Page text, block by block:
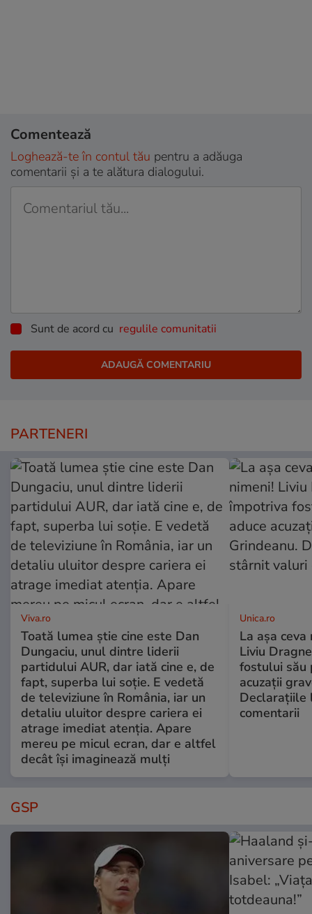
Comentează
Loghează-te în contul tău pentru a adăuga
comentarii și a te alătura dialogului.
Sunt de acord cu regulile comunitatii
PARTENERI
Viva.ro
Toată lumea știe cine este Dan
Dungaciu, unul dintre liderii
partidului AUR, dar iată cine e, de
fapt, superba lui soție. E vedetă
de televiziune în România, iar un
detaliu uluitor despre cariera ei
atrage imediat atenția. Apare
mereu pe micul ecran, dar e altfel
decât își imaginează mulți
Unica.ro
La așa
Liviu
fostului său
acuzații
Declarațiile
comentarii
GSP